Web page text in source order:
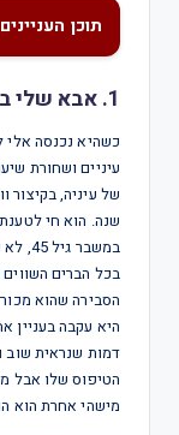
תוכן העניינים
1. אבא שלי בוגד
כשהיא נכנסה אלי
עיניים ושחורת
של עיניה, בקיצור
שנה. הוא חי
בכל הברים
הסבירה שהוא
היא עקבה בעניין
דמות שנראית שוב
הטיפוס שלו אבל
מישהי אחרת הוא